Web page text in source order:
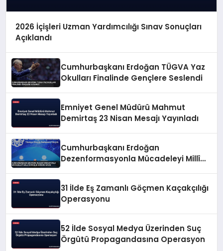
2026 İçişleri Uzman Yardımcılığı Sınav Sonuçları
Açıklandı
Cumhurbaşkanı Erdoğan TÜGVA Yaz
Okulları Finalinde Gençlere Seslendi
Emniyet Genel Müdürü Mahmut
Demirtaş 23 Nisan Mesajı Yayınladı
Cumhurbaşkanı Erdoğan
Dezenformasyonla Mücadeleyi Millî
31 İlde Eş Zamanlı Göçmen Kaçakçılığı
Operasyonu
52 İlde Sosyal Medya Üzerinden Suç
Örgütü Propagandasına Operasyon